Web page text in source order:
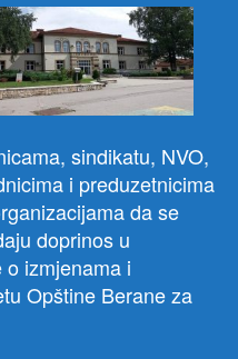
sindikatu, NVO,
i preduzetnicima
da se
doprinos u
izmjenama i
Opštine Berane za